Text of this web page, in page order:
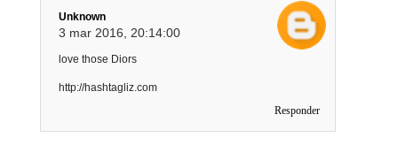
Unknown
3 mar 2016, 20:14:00
love those Diors
http://hashtagliz.com
Responder